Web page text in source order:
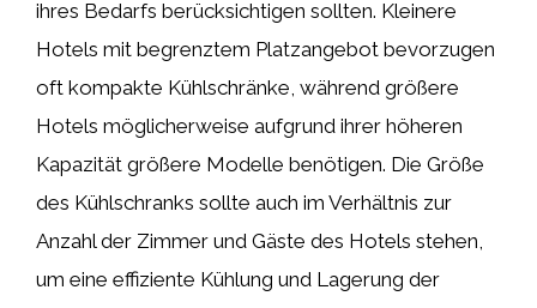
ihres Bedarfs berücksichtigen sollten. Kleinere
Hotels mit begrenztem Platzangebot bevorzugen
oft kompakte Kühlschränke, während größere
Hotels möglicherweise aufgrund ihrer höheren
Kapazität größere Modelle benötigen. Die Größe
des Kühlschranks sollte auch im Verhältnis zur
Anzahl der Zimmer und Gäste des Hotels stehen,
um eine effiziente Kühlung und Lagerung der